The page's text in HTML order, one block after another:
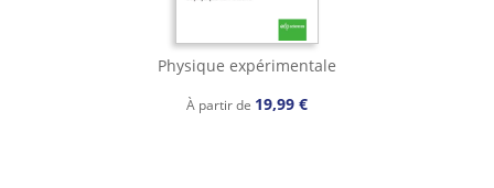
Physique expérimentale
À partir de 19,99 €